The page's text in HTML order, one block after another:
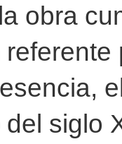
obra
siglo